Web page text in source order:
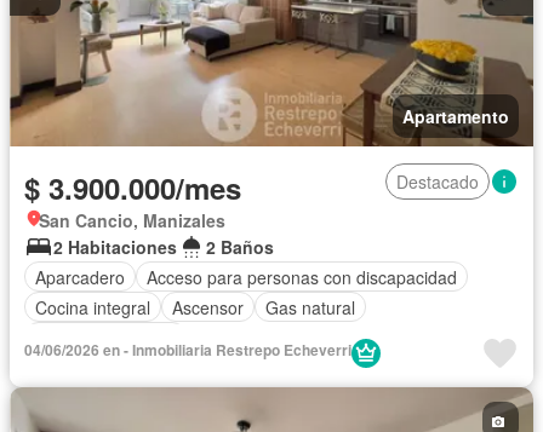
Apartamento
$ 3.900.000/mes
Destacado
San Cancio, Manizales
2 Habitaciones
2 Baños
Aparcadero
Acceso para personas con discapacidad
Cocina integral
Ascensor
Gas natural
04/06/2026 en - Inmobiliaria Restrepo Echeverri